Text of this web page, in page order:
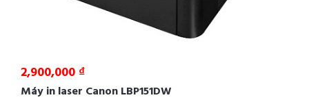
2,900,000 ₫
Máy in laser Canon LBP151DW